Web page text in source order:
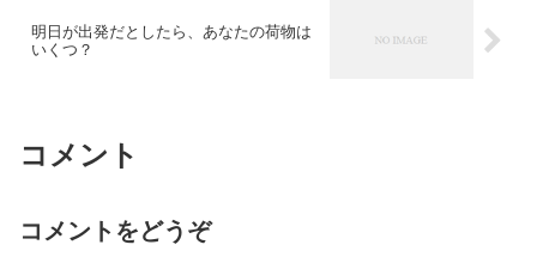
明日が出発だとしたら、あなたの荷物は
いくつ？
コメント
コメントをどうぞ